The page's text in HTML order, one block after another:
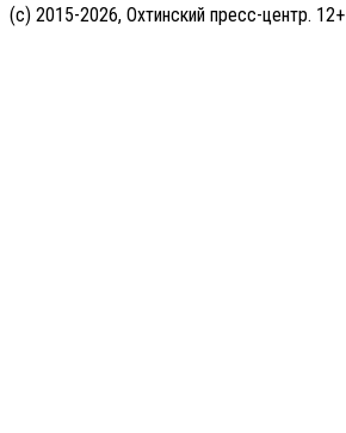
(с) 2015-2026, Охтинский пресс-центр. 12+